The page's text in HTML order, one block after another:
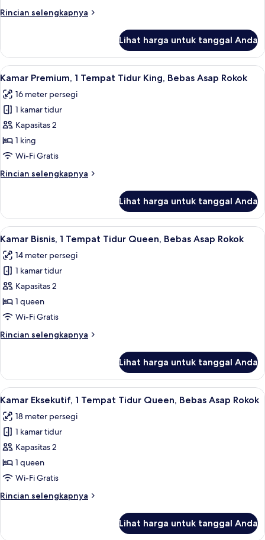
Tidur
Asap
Rokok
Rincian selengkapnya
Rincian
Suite
Junior,
1
Tidur
King,
Asap
Rokok
Lihat harga untuk tanggal Anda
Lihat
semua
foto
untuk
Kamar
Premium,
1
Tidur
Asap
Rokok
Seprai premium, bantalan ekstra
12
Kamar Premium, 1 Tempat Tidur King, Bebas Asap Rokok
16 meter persegi
1 kamar tidur
Kapasitas 2
1 king
Wi-Fi Gratis
Rincian selengkapnya
Rincian
Kamar
Premium,
1
Tidur
King,
Asap
Rokok
Lihat harga untuk tanggal Anda
Lihat
semua
foto
untuk
Kamar
Bisnis,
1
Tidur
Asap
Rokok
Kamar Bisnis, 1 Tempat Tidur
12
Kamar Bisnis, 1 Tempat Tidur Queen, Bebas Asap Rokok
14 meter persegi
1 kamar tidur
Kapasitas 2
1 queen
Wi-Fi Gratis
Rincian selengkapnya
Rincian
Kamar
Bisnis,
1
Tidur
Queen,
Asap
Rokok
Lihat harga untuk tanggal Anda
Lihat
semua
foto
untuk
Kamar
Eksekutif,
1
Tidur
Kamar Eksekutif, 1 Tempat Tidur
10
Kamar Eksekutif, 1 Tempat Tidur Queen, Bebas Asap Rokok
18 meter persegi
1 kamar tidur
Kapasitas 2
1 queen
Wi-Fi Gratis
Rincian selengkapnya
Rincian
Kamar
Lihat harga untuk tanggal Anda